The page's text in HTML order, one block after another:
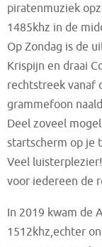
piratenmuziek
1485khz in de
Op Zondag is de
Krispijn en draai
rechtstreek vanaf
grammefoon
Deel zoveel
startscherm op je
Veel
voor iedereen de
In 2019 kwam de
1512khz,echter